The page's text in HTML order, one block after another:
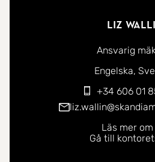
gemensamt poolområde, där
njuta av den spanska solen.
harmonisk balans mellan
Se betalningsplan och
Liz
Ansvarig
Du kan kontakta mig på
Engelska
+34 606 01
Läs mer om
Gå till